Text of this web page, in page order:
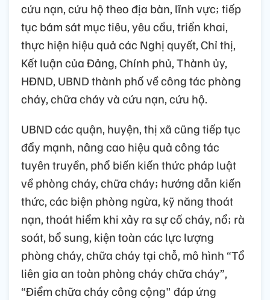
cứu nạn, cứu hộ theo địa bàn, lĩnh vực; tiếp
tục bám sát mục tiêu, yêu cầu, triển khai,
thực hiện hiệu quả các Nghị quyết, Chỉ thị,
Kết luận của Đảng, Chính phủ, Thành ủy,
HĐND, UBND thành phố về công tác phòng
cháy, chữa cháy và cứu nạn, cứu hộ.
UBND các quận, huyện, thị xã cũng tiếp tục
đẩy mạnh, nâng cao hiệu quả công tác
tuyên truyền, phổ biến kiến thức pháp luật
về phòng cháy, chữa cháy; hướng dẫn kiến
thức, các biện phòng ngừa, kỹ năng thoát
nạn, thoát hiểm khi xảy ra sự cố cháy, nổ; rà
soát, bổ sung, kiện toàn các lực lượng
phòng cháy, chữa cháy tại chỗ, mô hình “Tổ
liên gia an toàn phòng cháy chữa cháy”,
“Điểm chữa cháy công cộng" đáp ứng